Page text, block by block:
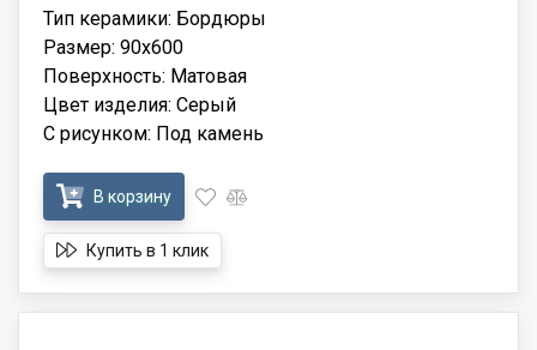
Тип керамики: Бордюры
Размер: 90x600
Поверхность: Матовая
Цвет изделия: Серый
С рисунком: Под камень
В корзину
Купить в 1 клик